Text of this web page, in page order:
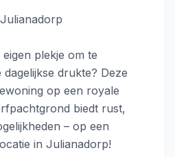
plekje om te
drukte? Deze
op een royale
biedt rust,
– op een
in Julianadorp!